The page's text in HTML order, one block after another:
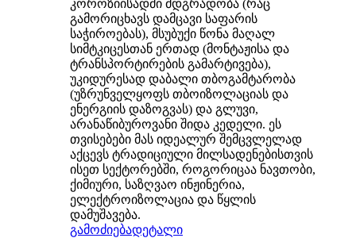
კოროზიისადმი მდგრადობა (რაც
გამორიცხავს დამცავი საფარის
საჭიროებას), მსუბუქი წონა მაღალ
სიმტკიცესთან ერთად (მონტაჟისა და
ტრანსპორტირების გამარტივება),
უკიდურესად დაბალი თბოგამტარობა
(უზრუნველყოფს თბოიზოლაციას და
ენერგიის დაზოგვას) და გლუვი,
არანაწიბუროვანი შიდა კედელი. ეს
თვისებები მას იდეალურ შემცვლელად
აქცევს ტრადიციული მილსადენებისთვის
ისეთ სექტორებში, როგორიცაა ნავთობი,
ქიმიური, საზღვაო ინჟინერია,
ელექტროიზოლაცია და წყლის
დამუშავება.
გამოძიებადეტალი